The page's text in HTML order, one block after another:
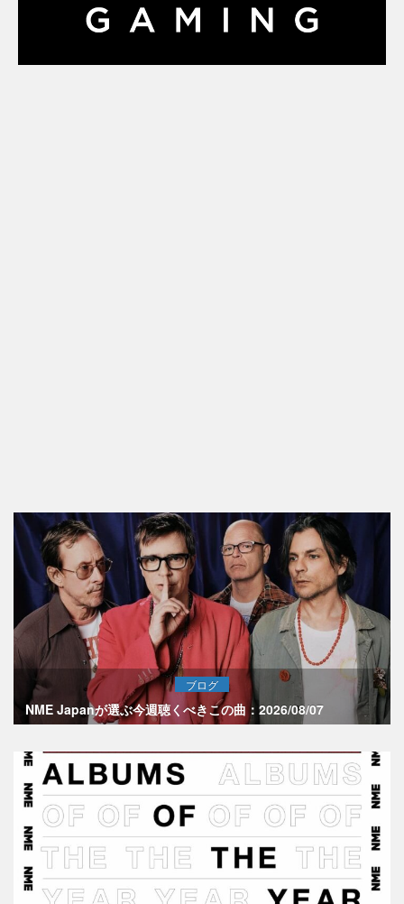
ブログ
NME Japanが選ぶ今週聴くべきこの曲：2026/08/07